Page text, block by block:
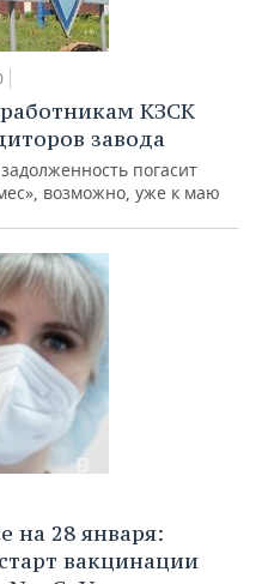
КЗСК
завода
погасит
возможно, уже к маю
на 28 января:
вакцинации